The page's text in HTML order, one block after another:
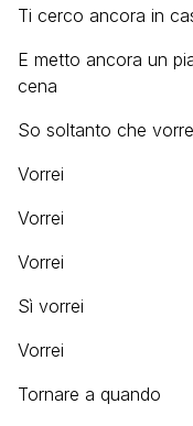
Ti cerco ancora in
E metto ancora un
cena
So soltanto che
Vorrei
Vorrei
Vorrei
Sì vorrei
Vorrei
Tornare a quando